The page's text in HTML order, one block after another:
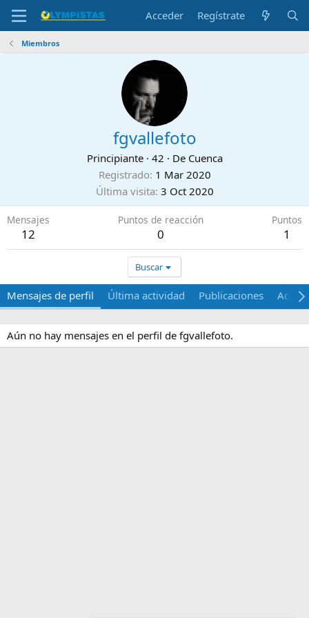
Acceder Regístrate
Miembros
fgvallefoto
Principiante · 42 · De Cuenca
Registrado 1 Mar 2020
Última visita 3 Oct 2020
Mensajes
12
Puntos de reacción
0
Puntos
1
Buscar
Mensajes de perfil Última actividad Publicaciones Acerca
Aún no hay mensajes en el perfil de fgvallefoto.